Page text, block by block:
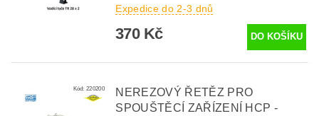
Expedice do 2-3 dnů
370 Kč
Kód:220200
NEREZOVÝ ŘETĚZ PRO
SPOUŠTĚCÍ ZAŘÍZENÍ HCP -